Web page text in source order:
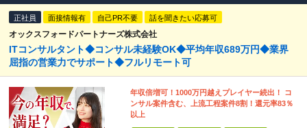
正社員 面接情報有 自己PR不要 話を聞きたい応募可
オックスフォードパートナーズ株式会社
ITコンサルタント◆コンサル未経験OK◆平均年収689万円◆業界
屈指の営業力でサポート◆フルリモート可
年収倍増可！1000万円越えプレイヤー続出！ コ
ンサル案件含む、上流工程案件8割！還元率83％
以上